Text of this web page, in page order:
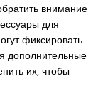
внимание
для
фиксировать
дополнительные
их, чтобы